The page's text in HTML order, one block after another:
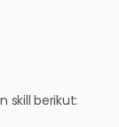
berikut: